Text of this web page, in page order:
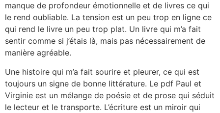
manque de profondeur émotionnelle et de livres ce qui
le rend oubliable. La tension est un peu trop en ligne ce
qui rend le livre un peu trop plat. Un livre qui m’a fait
sentir comme si j’étais là, mais pas nécessairement de
manière agréable.
Une histoire qui m’a fait sourire et pleurer, ce qui est
toujours un signe de bonne littérature. Le pdf Paul et
Virginie est un mélange de poésie et de prose qui séduit
le lecteur et le transporte. L’écriture est un miroir qui